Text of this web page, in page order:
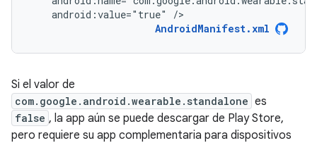
android:value="true"
/>
AndroidManifest.xml
Si el valor de
com.google.android.wearable.standalone es
false , la app aún se puede descargar de Play Store,
pero requiere su app complementaria para dispositivos